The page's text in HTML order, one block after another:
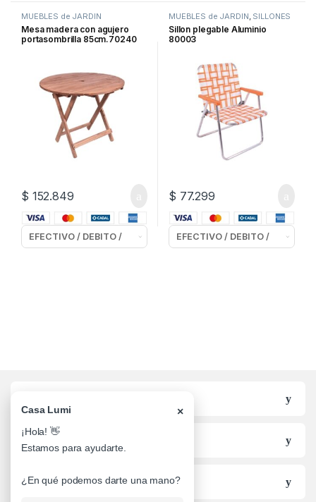
MUEBLES de JARDIN
Mesa madera con agujero
portasombrilla 85cm.70240
$ 152.849
MUEBLES de JARDIN, SILLONES
de ALUMINIO
Sillon plegable Aluminio
80003
$ 77.299
Lo mas buscado
Informacion al Cliente
Casa Lumi ×
¡Hola! 👋
Estamos para ayudarte.
¿En qué podemos darte una mano?